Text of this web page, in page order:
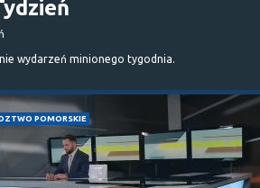
wydarzeń minionego tygodnia.
POMORSKIE